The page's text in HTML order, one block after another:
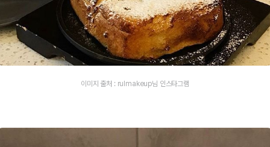
이미지 출처 : rulmakeup님 인스타그램